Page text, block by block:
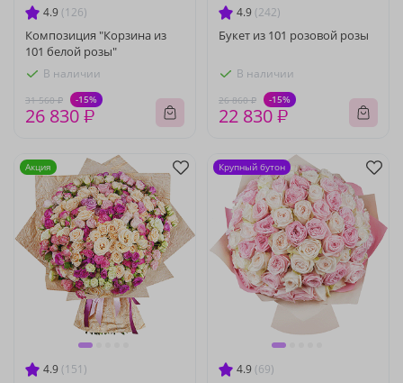
4.9 (126)
Композиция "Корзина из
101 белой розы"
В наличии
31 560 ₽ -15%
26 830 ₽
4.9 (242)
Букет из 101 розовой розы
В наличии
26 860 ₽ -15%
22 830 ₽
4.9 (151)
Акция
4.9 (69)
Крупный бутон